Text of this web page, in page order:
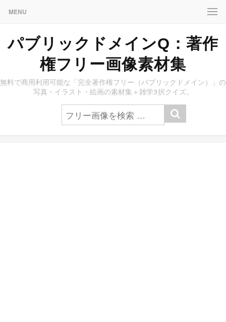
MENU
パブリックドメインQ：著作
権フリー画像素材集
無料で商用利用可能な「完全著作権フリー（パブリックドメイン）」の
写真・イラスト・絵画の素材集＋雑学3択クイズ。